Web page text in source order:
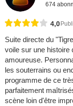
674
4,0
Suite directe du
voile sur une histoire
amoureuse.
les souterrains ou
programme de ce
parfaitement
scène loin d'être